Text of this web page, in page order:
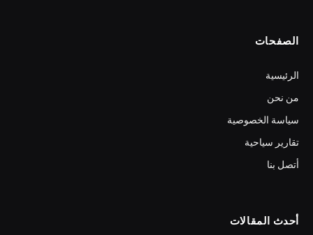
الصفحات
الرئيسية
من نحن
سياسة الخصوصية
تقارير سياحية
أتصل بنا
أحدث المقالات